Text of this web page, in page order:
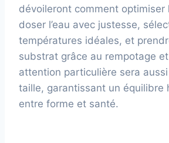
dévoileront comment optimiser
doser l’eau avec justesse,
températures idéales, et
substrat grâce au rempotage et
attention particulière sera
taille, garantissant un équilibre
entre forme et santé.